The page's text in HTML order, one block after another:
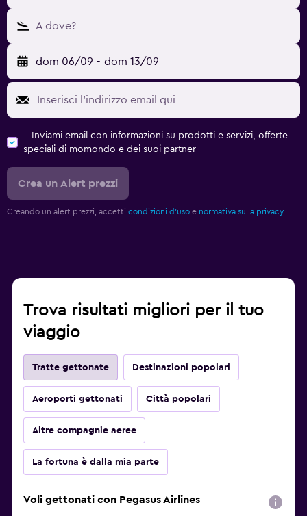
A dove?
dom 06/09 - dom 13/09
Inviami email con informazioni su prodotti e servizi, offerte
speciali di momondo e dei suoi partner
Crea un Alert prezzi
Creando un alert prezzi, accetti condizioni d'uso e normativa sulla privacy.
Trova risultati migliori per il tuo
viaggio
Tratte gettonate Destinazioni popolari
Aeroporti gettonati Città popolari
Altre compagnie aeree
La fortuna è dalla mia parte
Voli gettonati con Pegasus Airlines